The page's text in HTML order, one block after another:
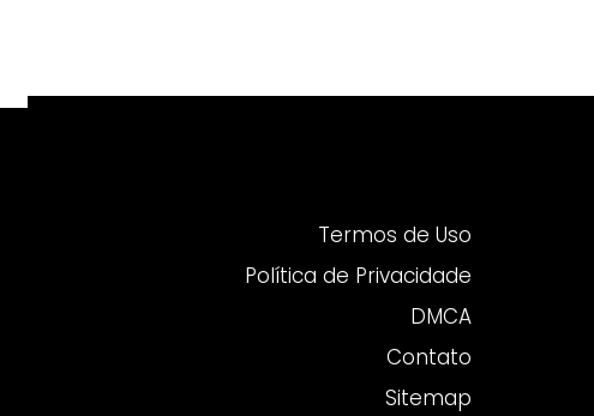
Termos de Uso
Política de Privacidade
DMCA
Contato
Sitemap